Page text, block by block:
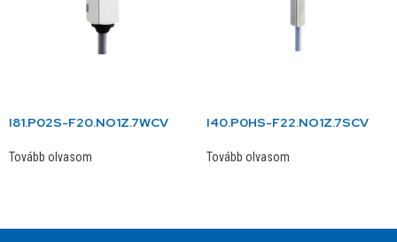
I81.P02S-F20.NO1Z.7WCV
Tovább olvasom
I40.P0HS-F22.NO1Z.7SCV
Tovább olvasom